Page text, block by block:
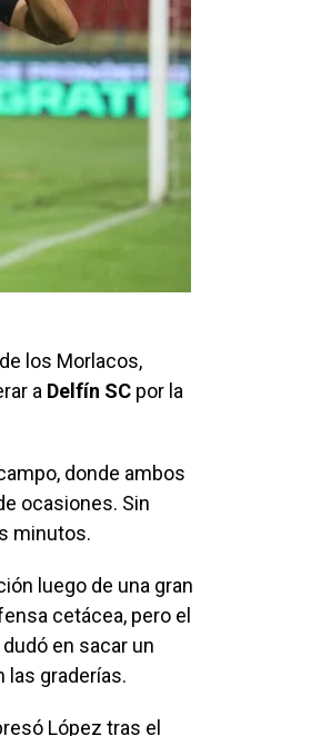
los Morlacos,
a Delfín SC por la
donde ambos
ocasiones. Sin
minutos.
luego de una gran
cetácea, pero el
dudó en sacar un
las graderías.
López tras el